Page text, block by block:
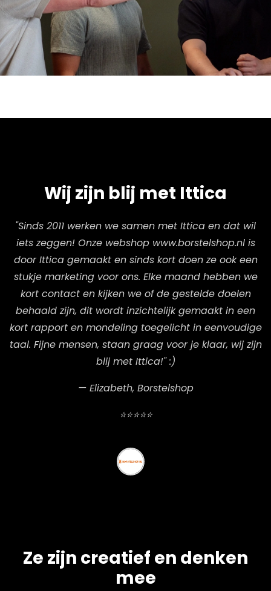
Wij zijn blij met Ittica
"Sinds 2011 werken we samen met Ittica en dat wil
iets zeggen! Onze webshop www.borstelshop.nl is
door Ittica gemaakt en sinds kort doen ze ook een
stukje marketing voor ons. Elke maand hebben we
kort contact en kijken we of de gestelde doelen
behaald zijn, dit wordt inzichtelijk gemaakt in een
kort rapport en mondeling toegelicht in eenvoudige
taal. Fijne mensen, staan graag voor je klaar, wij zijn
blij met Ittica!" :)
— Elizabeth, Borstelshop
⭐⭐⭐⭐⭐
Ze zijn creatief en denken
mee